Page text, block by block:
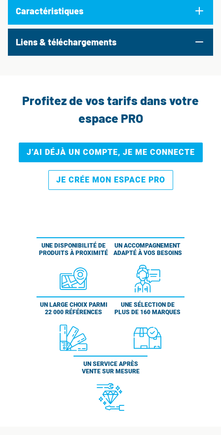
Caractéristiques
Liens & téléchargements
Profitez de vos tarifs dans votre
espace PRO
J’AI DÉJÀ UN COMPTE, JE ME CONNECTE
JE CRÉE MON ESPACE PRO
UNE DISPONIBILITÉ DE
PRODUITS À PROXIMITÉ
UN ACCOMPAGNEMENT
ADAPTÉ À VOS BESOINS
UN LARGE CHOIX PARMI
22 000 RÉFÉRENCES
UNE SÉLECTION DE
PLUS DE 160 MARQUES
UN SERVICE APRÈS
VENTE SUR MESURE